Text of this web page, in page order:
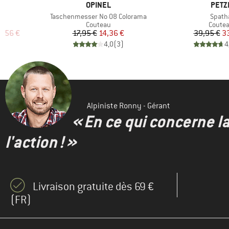
€
MARQUE
OPINEL
Article
Taschenmesser No 08 Colorama
Product group
Couteau
Prix
17,95 € Prix réduit
14,36 €
4,0(3)
Article
39,95 €
Alpiniste Ronny - Gérant
« En ce qui concerne
l'action ! »
Livraison gratuite dès 69 €
(FR)